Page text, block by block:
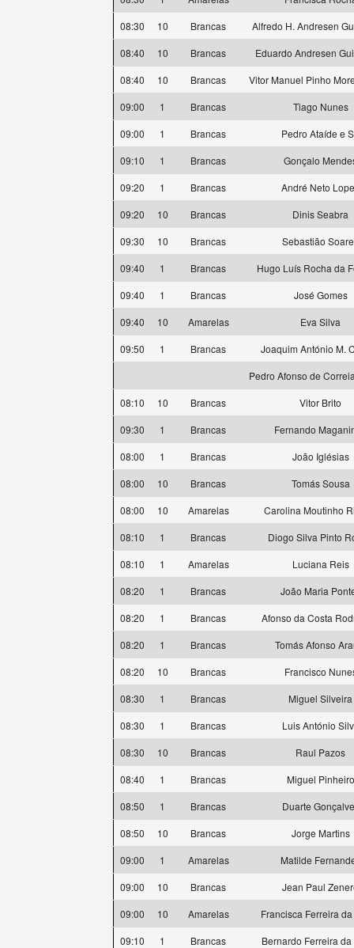
08:30
10 Brancas
Alfredo H. Andresen
08:40
10 Brancas
Eduardo Andresen
08:40
10 Brancas
Vitor Manuel Pinho
09:00
1 Brancas
Tiago Nunes
09:00
1 Brancas
Pedro Ataíde e
09:10
1 Brancas
Gonçalo
09:20
1 Brancas
André Neto
09:20
10 Brancas
Dinis Seabra
09:30
10 Brancas
Sebastião
09:40
1 Brancas
Hugo Luís Rocha da
09:40
1 Brancas
José Gomes
09:40
10 Amarelas
Eva Silva
09:50
1 Brancas
Joaquim António M.
Pedro Afonso de
08:10
10 Brancas
Vitor Brito
09:30
1 Brancas
Fernando
08:00
1 Brancas
João Iglésias
08:00
10 Brancas
Tomás Sousa
08:00
10 Amarelas
Carolina Moutinho
08:10
1 Brancas
Diogo Silva Pinto
08:10
1 Amarelas
Luciana Reis
08:20
1 Brancas
João Maria
08:20
1 Brancas
Afonso da Costa
08:20
1 Brancas
Tomás Afonso
08:20
10 Brancas
Francisco
08:30
1 Brancas
Miguel Silveira
08:30
1 Brancas
Luis António
08:30
10 Brancas
Raul Pazos
08:40
1 Brancas
Miguel Pinheiro
08:50
1 Brancas
Duarte
08:50
10 Brancas
Jorge Martins
09:00
1 Amarelas
Matilde
09:00
10 Brancas
Jean Paul
09:00
10 Amarelas
Francisca Ferreira
09:10
1 Brancas
Bernardo Ferreira